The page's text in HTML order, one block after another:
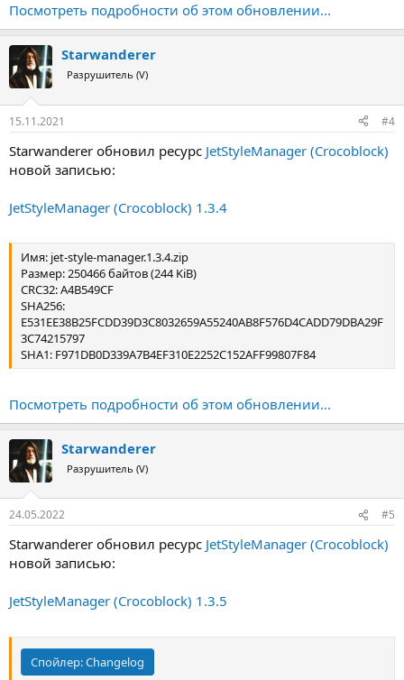
Посмотреть подробности об этом обновлении...
Starwanderer
Разрушитель (V)
15.11.2021 #4
Starwanderer обновил ресурс JetStyleManager (Crocoblock)
новой записью:
JetStyleManager (Crocoblock) 1.3.4
Имя: jet-style-manager.1.3.4.zip
Размер: 250466 байтов (244 KiB)
CRC32: A4B549CF
SHA256:
E531EE38B25FCDD39D3C8032659A55240AB8F576D4CADD79DBA29F
3C74215797
SHA1: F971DB0D339A7B4EF310E2252C152AFF99807F84
Посмотреть подробности об этом обновлении...
Starwanderer
Разрушитель (V)
24.05.2022 #5
Starwanderer обновил ресурс JetStyleManager (Crocoblock)
новой записью:
JetStyleManager (Crocoblock) 1.3.5
Спойлер:Changelog